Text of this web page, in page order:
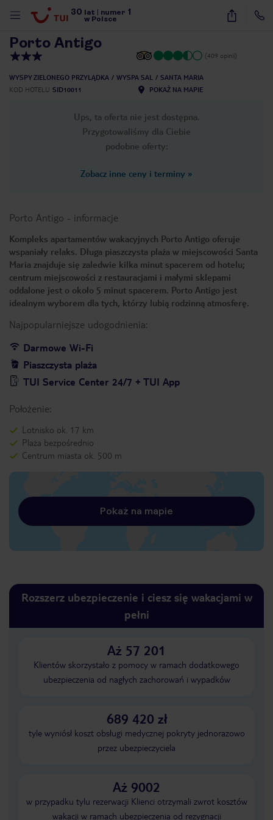
30 lat numer 1
w Polsce
28
Porto Antigo
(409 opinii)
WYSPY ZIELONEGO PRZYLĄDKA WYSPA SAL
SANTA MARIA
KOD HOTELU SID10011 POKAŻ NA MAPIE
Ups, ta oferta nie jest dostępna.
Przygotowaliśmy dla Ciebie
podobne oferty:
Zobacz inne ceny i terminy »
Porto Antigo - informacje
Kompleks apartamentów wakacyjnych Porto Antigo oferuje
wspaniały relaks. Długa piaszczysta plaża w miejscowości Santa
Maria znajduje się zaledwie kilka minut spacerem od hotelu;
centrum miejscowości z restauracjami i małymi sklepami
oddalone jest o około 5 minut spacerem. Porto Antigo jest
idealnym wyborem dla tych, którzy lubią rodzinną atmosferę.
Najpopularniejsze udogodnienia:
Darmowe Wi-Fi
Piaszczysta plaża
TUI Service Center 24/7 + TUI App
Położenie:
Lotnisko ok. 17 km
Plaża bezpośrednio
Centrum miasta ok. 500 m
Pokaż na mapie
Rozszerz ubezpieczenie i ciesz się wakacjami w
pełni
Aż 57 201
Klientów skorzystało z pomocy w ramach dodatkowego
ubezpieczenia od nagłych zachorowań i wypadków
689 420 zł
tyle wyniósł koszt obsługi medycznej pokryty jednorazowo
przez ubezpieczyciela
Aż 9002
w przypadku tylu rezerwacji Klienci otrzymali zwrot kosztów
wakacji w ramach ubezpieczenia od rezygnacji